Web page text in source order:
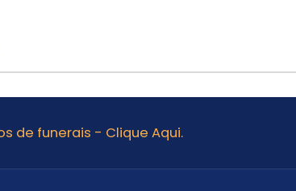
de funerais - Clique Aqui.